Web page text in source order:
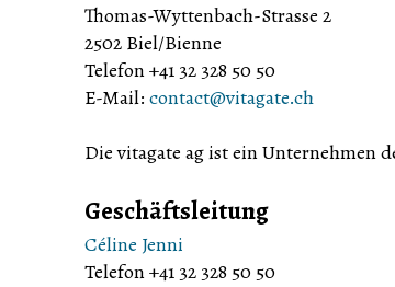
Thomas-Wyttenbach-Strasse 2
2502 Biel/Bienne
Telefon +41 32 328 50 50
E-Mail: contact@vitagate.ch
Die vitagate ag ist ein Unternehmen
Geschäftsleitung
Céline Jenni
Telefon +41 32 328 50 50